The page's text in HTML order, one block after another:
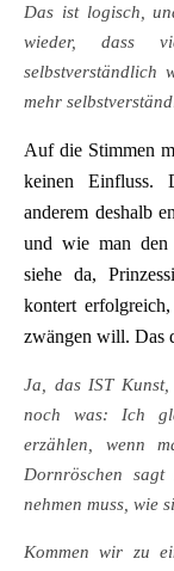
Das ist logisch,
wieder, dass
selbstverständlich
mehr
Auf die Stimmen
keinen Einfluss.
anderem deshalb
und wie man den
siehe da,
kontert
zwängen will. Das
Ja, das IST
noch was:Ich
erzählen, wenn
Dornröschen
nehmen muss, wie
Kommen wir zu